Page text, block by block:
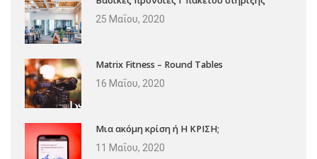
25 Μαΐου, 2020
Matrix Fitness – Round Tables
16 Μαΐου, 2020
Μια ακόμη κρίση ή Η ΚΡΙΣΗ;
11 Μαΐου, 2020